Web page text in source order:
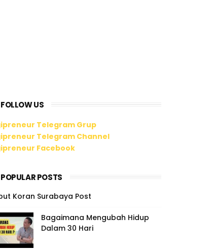
FOLLOW US
Telegram Grup
Telegram Channel
Facebook
POPULAR POSTS
Koran Surabaya Post
Bagaimana Mengubah Hidup
Dalam 30 Hari